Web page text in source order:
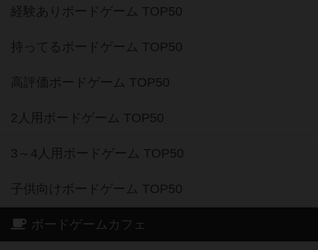
経験ありボードゲーム TOP50
持ってるボードゲーム TOP50
高評価ボードゲーム TOP50
2人用ボードゲーム TOP50
3～4人用ボードゲーム TOP50
子供向けボードゲーム TOP50
ボードゲームカフェ